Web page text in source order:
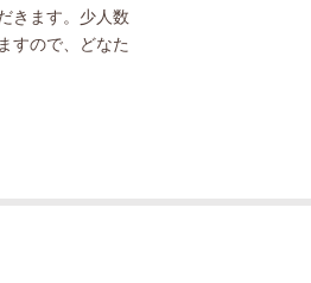
きます。少人数
すので、どなた